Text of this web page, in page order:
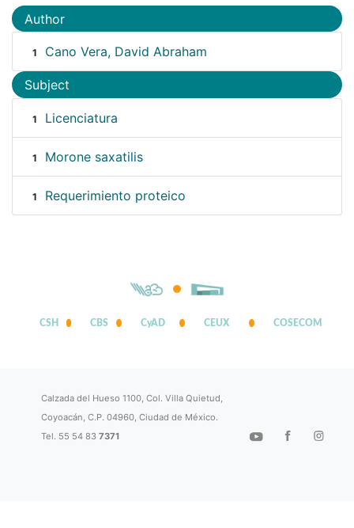
Author
1 Cano Vera, David Abraham
Subject
1 Licenciatura
1 Morone saxatilis
1 Requerimiento proteico
CSH CBS CyAD CEUX COSECOM
Calzada del Hueso 1100, Col. Villa Quietud,
Coyoacán, C.P. 04960, Ciudad de México.
Tel. 55 54 837371